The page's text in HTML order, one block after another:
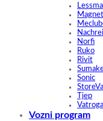
Norfi
Ruko
Rivit
Sonic
Tjep
Vozni program